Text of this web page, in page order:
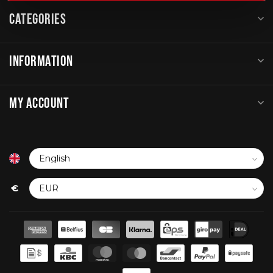
CATEGORIES
INFORMATION
MY ACCOUNT
€